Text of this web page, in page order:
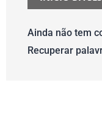
Ainda não tem
Recuperar